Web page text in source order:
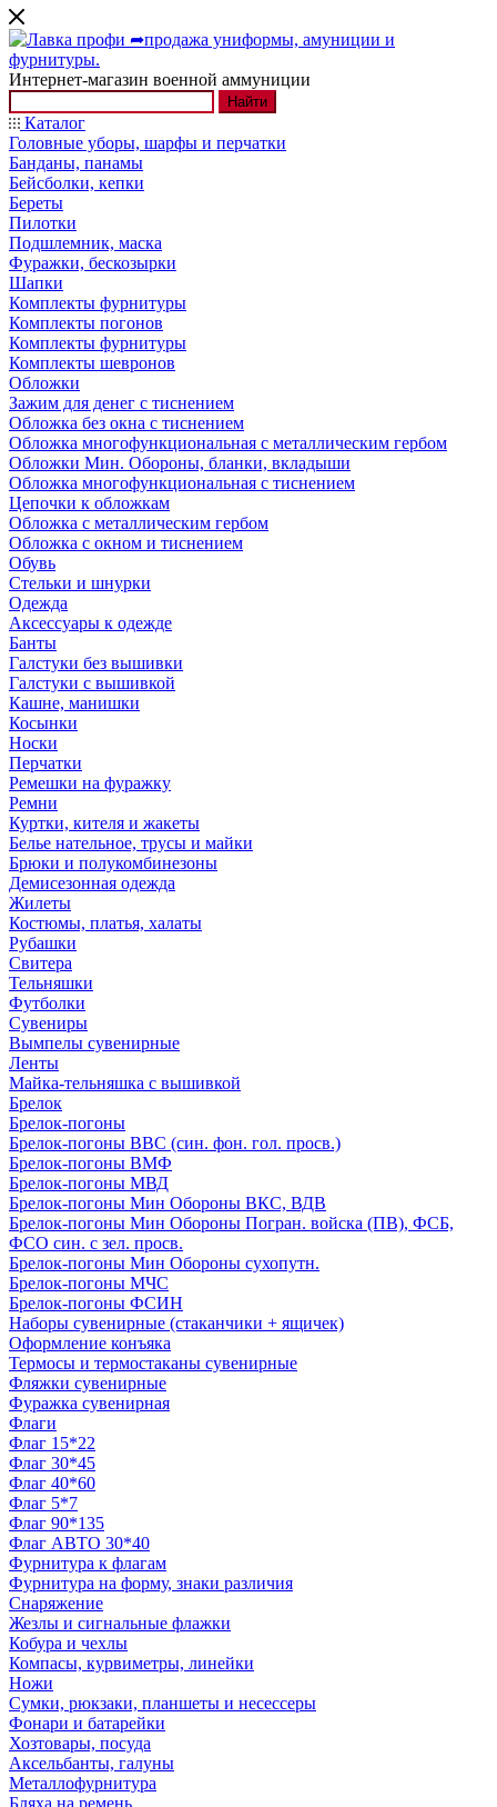
Интернет-магазин военной аммуниции
Найти
Каталог
Головные уборы, шарфы и перчатки
Банданы, панамы
Бейсболки, кепки
Береты
Пилотки
Подшлемник, маска
Фуражки, бескозырки
Шапки
Комплекты фурнитуры
Комплекты погонов
Комплекты фурнитуры
Комплекты шевронов
Обложки
Зажим для денег с тиснением
Обложка без окна с тиснением
Обложка многофункциональная с металлическим гербом
Обложки Мин. Обороны, бланки, вкладыши
Обложка многофункциональная с тиснением
Цепочки к обложкам
Обложка с металлическим гербом
Обложка с окном и тиснением
Обувь
Стельки и шнурки
Одежда
Аксессуары к одежде
Банты
Галстуки без вышивки
Галстуки с вышивкой
Кашне, манишки
Косынки
Носки
Перчатки
Ремешки на фуражку
Ремни
Куртки, кителя и жакеты
Белье нательное, трусы и майки
Брюки и полукомбинезоны
Демисезонная одежда
Жилеты
Костюмы, платья, халаты
Рубашки
Свитера
Тельняшки
Футболки
Сувениры
Вымпелы сувенирные
Ленты
Майка-тельняшка с вышивкой
Брелок
Брелок-погоны
Брелок-погоны ВВС (син. фон. гол. просв.)
Брелок-погоны ВМФ
Брелок-погоны МВД
Брелок-погоны Мин Обороны ВКС, ВДВ
Брелок-погоны Мин Обороны Погран. войска (ПВ), ФСБ,
ФСО син. с зел. просв.
Брелок-погоны Мин Обороны сухопутн.
Брелок-погоны МЧС
Брелок-погоны ФСИН
Наборы сувенирные (стаканчики + ящичек)
Оформление конъяка
Термосы и термостаканы сувенирные
Фляжки сувенирные
Фуражка сувенирная
Флаги
Флаг 15*22
Флаг 30*45
Флаг 40*60
Флаг 5*7
Флаг 90*135
Флаг АВТО 30*40
Фурнитура к флагам
Фурнитура на форму, знаки различия
Снаряжение
Жезлы и сигнальные флажки
Кобура и чехлы
Компасы, курвиметры, линейки
Ножи
Сумки, рюкзаки, планшеты и несессеры
Фонари и батарейки
Хозтовары, посуда
Аксельбанты, галуны
Металлофурнитура
Бляха на ремень